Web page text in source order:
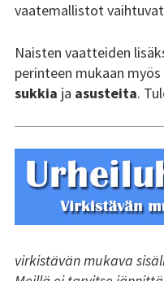
Tsilari 2012
Stadin Friidut ja Stadin
Kundit
Kundit
Kundi ja Friidu 2015
Kundi ja Friidu 2016
vaatemallistot
Naisten vaatteiden
perinteen mukaan myös
sukkia ja asusteita.
virkistävän mukava